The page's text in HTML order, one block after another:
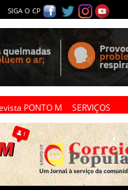
SIGA O CP
PONTO M SERVIÇOS